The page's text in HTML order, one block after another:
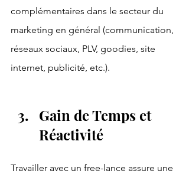
complémentaires dans le secteur du
marketing en général (communication,
réseaux sociaux, PLV, goodies, site
internet, publicité, etc.).
Gain de Temps et
Réactivité
Travailler avec un free-lance assure une